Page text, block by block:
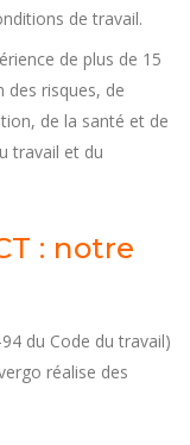
de travail.
de plus de 15
des risques, de
de la santé et de
travail et du
: notre
du Code du travail)
réalise des